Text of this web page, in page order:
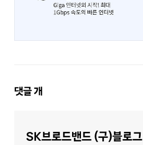
댓
댓글개
SK브로드밴드 (구)블로그